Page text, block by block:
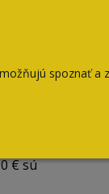
spoznať a
dopravu je
dopravu je
€ sú